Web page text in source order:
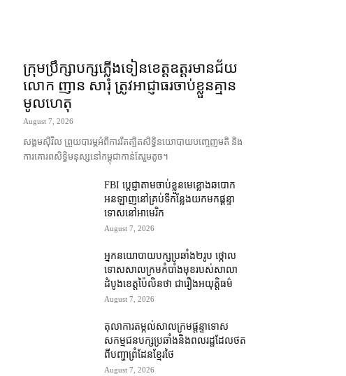
ក្រុមប្រឹក្សា​បក្ស​ភ្លើងទៀន​ខេត្ត​ឧត្ដរមានជ័យ
លោក ញាន សារុំ ត្រូវ​អាជ្ញាធរ​ចាប់ខ្លួន​គ្មាន​
មូលហេតុ
August 7, 2026
សង្គម​ស៊ីវិល ព្រួយបារម្ភ​អំពី​ការ​រឹតត្បិត​សិទ្ធិ​នយោបាយ​បញ្ចេញមតិ និង​
ការគោរព​សិទ្ធិមនុស្ស​នៅ​កម្ពុជា​កាន់តែ​រួម​តូច។
FBI ប្ដេជ្ញា​តាម​ចាប់ខ្លួន​មេខ្លោង​ឆបោក​
អនឡាញ​នៅ​គ្រប់​ទីកន្លែង​យក​មក​ផ្ដន្ទា
ទោស​នៅ​អាមេរិក
August 7, 2026
អ្នកនយោបាយ​បក្ស​ប្រឆាំង​២​រូប ថ្កោល
ទោស​សាលក្រម​កំបាំងមុខ​របស់​សាលា
ដំបូង​ខេត្ត​ប៉ៃលិន​ថា ជា​រឿង​អយុត្តិធម៌
August 7, 2026
តុលាការ​តម្កល់​សាលក្រម​ផ្ដន្ទាទោស​
សកម្មជន​បក្ស​ប្រឆាំង​និង​ពលរដ្ឋ​ដែល​ថត​
ពី​បញ្ហា​ព្រំដែន​ខ្មែរ​ថៃ
August 7, 2026